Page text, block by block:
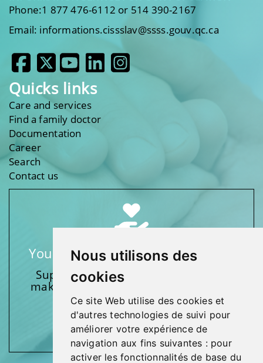
Nous utilisons des
cookies
Ce site Web utilise des cookies et
d'autres technologies de suivi pour
améliorer votre expérience de
navigation aux fins suivantes : pour
activer les fonctionnalités de base du
Phone:1 877 476-6112 or 514 390-2167
Email: informations.cissslav@ssss.gouv.qc.ca
Quicks links
Care and services
Find a family doctor
Documentation
Career
Search
Contact us
Your support makes a difference
Support one of our foundations by
making a donation and participating
in activities.
Give generously!